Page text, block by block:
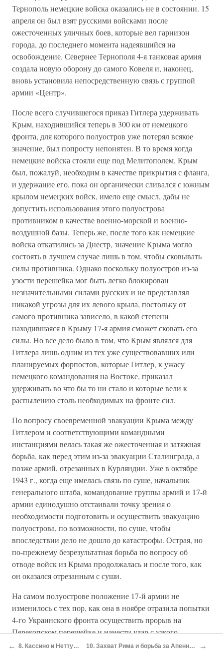
Тернополь немецкие войска оказались не в состоянии. 15
апреля он был взят русскими войсками после
ожесточенных уличных боев, которые вел гарнизон
города, до последнего момента надеявшийся на
освобождение. Севернее Тернополя 4-я танковая армия
создала новую оборону до самого Ковеля и, наконец,
вновь установила непосредственную связь с группой
армии «Центр».
После всего случившегося приказ Гитлера удерживать
Крым, находившийся теперь в 300кмот немецкого
фронта, для которого полуостров уже потерял всякое
значение, был попросту непонятен. В то время когда
немецкие войска стояли еще под Мелитополем, Крым
был, пожалуй, необходим в качестве прикрытия с фланга,
и удержание его, пока он органически сливался с южным
крылом немецких войск, имело еще смысл, дабы не
допустить использования этого полуострова
противником в качестве военно-морской и военно-
воздушной базы. Теперь же, после того как немецкие
войска откатились за Днестр, значение Крыма могло
состоять в лучшем случае лишь в том, чтобы сковывать
силы противника. Однако поскольку полуостров из-за
узости перешейка мог быть легко блокирован
незначительными силами русских и не представлял
никакой угрозы для их левого крыла, постольку от
самого противника зависело, в какой степени
находившаяся в Крыму 17-я армия сможет сковать его
силы. Но все дело было в том, что Крым являлся для
Гитлера лишь одним из тех уже существовавших или
планируемых форпостов, которые Гитлер, к ужасу
немецкого командования на Востоке, приказал
удерживать во что бы то ни стало и которые вели к
распылению столь необходимых на фронте сил.
По вопросу своевременной эвакуации Крыма между
Гитлером и соответствующими командными
инстанциями велась такая же ожесточенная и затяжная
борьба, как перед этим из-за эвакуации Сталинграда, а
позже армий, отрезанных в Курляндии. Уже в октябре
1943 г., когда еще имелась связь по суше, начальник
генерального штаба, командование группы армий и 17-й
армии единодушно отстаивали точку зрения о
необходимости подготовить и осуществить эвакуацию
полуострова, по возможности, по суше, чтобы
впоследствии дело не дошло до катастрофы. Острая, но
по-прежнему безрезультатная борьба по вопросу об
отводе войск из Крыма продолжалась и после того, как
он оказался отрезанным с суши.
На самом полуострове положение 17-й армии не
изменилось с тех пор, как она в ноябре отразила попытки
4-го Украинского фронта осуществить прорыв на
Перекопском перешейке и нанести удар с узкого
керченского плацдарма. Русские лишь время от времени
← 8. Кассино и Неттуния 10. Захват Рима и борьба за Апеннины →